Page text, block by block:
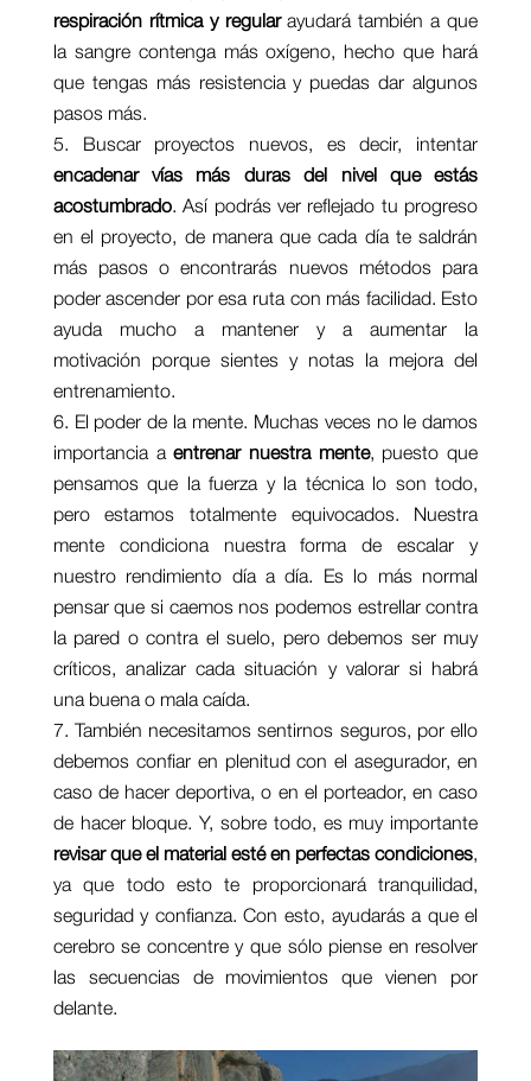
respiración rítmica y regularayudará también a que
la sangre contenga más oxígeno, hecho que hará
que tengas más resistencia y puedas dar algunos
pasos más.
Buscar proyectos nuevos, es decir, intentar
encadenar vías más duras del nivel que estás
acostumbrado. Así podrás ver reflejado tu progreso
en el proyecto, de manera que cada día te saldrán
más pasos o encontrarás nuevos métodos para
poder ascender por esa ruta con más facilidad. Esto
ayuda mucho a mantener y a aumentar la
motivación porque sientes y notas la mejora del
entrenamiento.
El poder de la mente. Muchas veces no le damos
importancia aentrenar nuestra mente, puesto que
pensamos que la fuerza y la técnica lo son todo,
pero estamos totalmente equivocados. Nuestra
mente condiciona nuestra forma de escalar y
nuestro rendimiento día a día. Es lo más normal
pensar que si caemos nos podemos estrellar contra
la pared o contra el suelo, pero debemos ser muy
críticos, analizar cada situación y valorar si habrá
una buena o mala caída.
También necesitamos sentirnos seguros, por ello
debemos confiar en plenitud con el asegurador, en
caso de hacer deportiva, o en el porteador, en caso
de hacer bloque. Y, sobre todo, es muy importante
revisar que el material esté en perfectas condiciones,
ya que todo esto te proporcionará tranquilidad,
seguridad y confianza. Con esto, ayudarás a que el
cerebro se concentre y que sólo piense en resolver
las secuencias de movimientos que vienen por
delante.